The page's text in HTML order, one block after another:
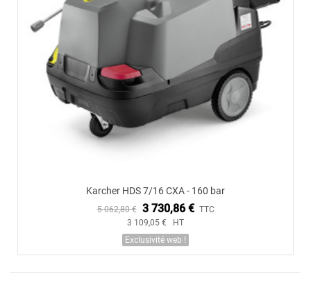
Karcher HDS 7/16 CXA - 160 bar
5 062,80 € 3 730,86 € TTC
3 109,05 € HT
Exclusivité web !